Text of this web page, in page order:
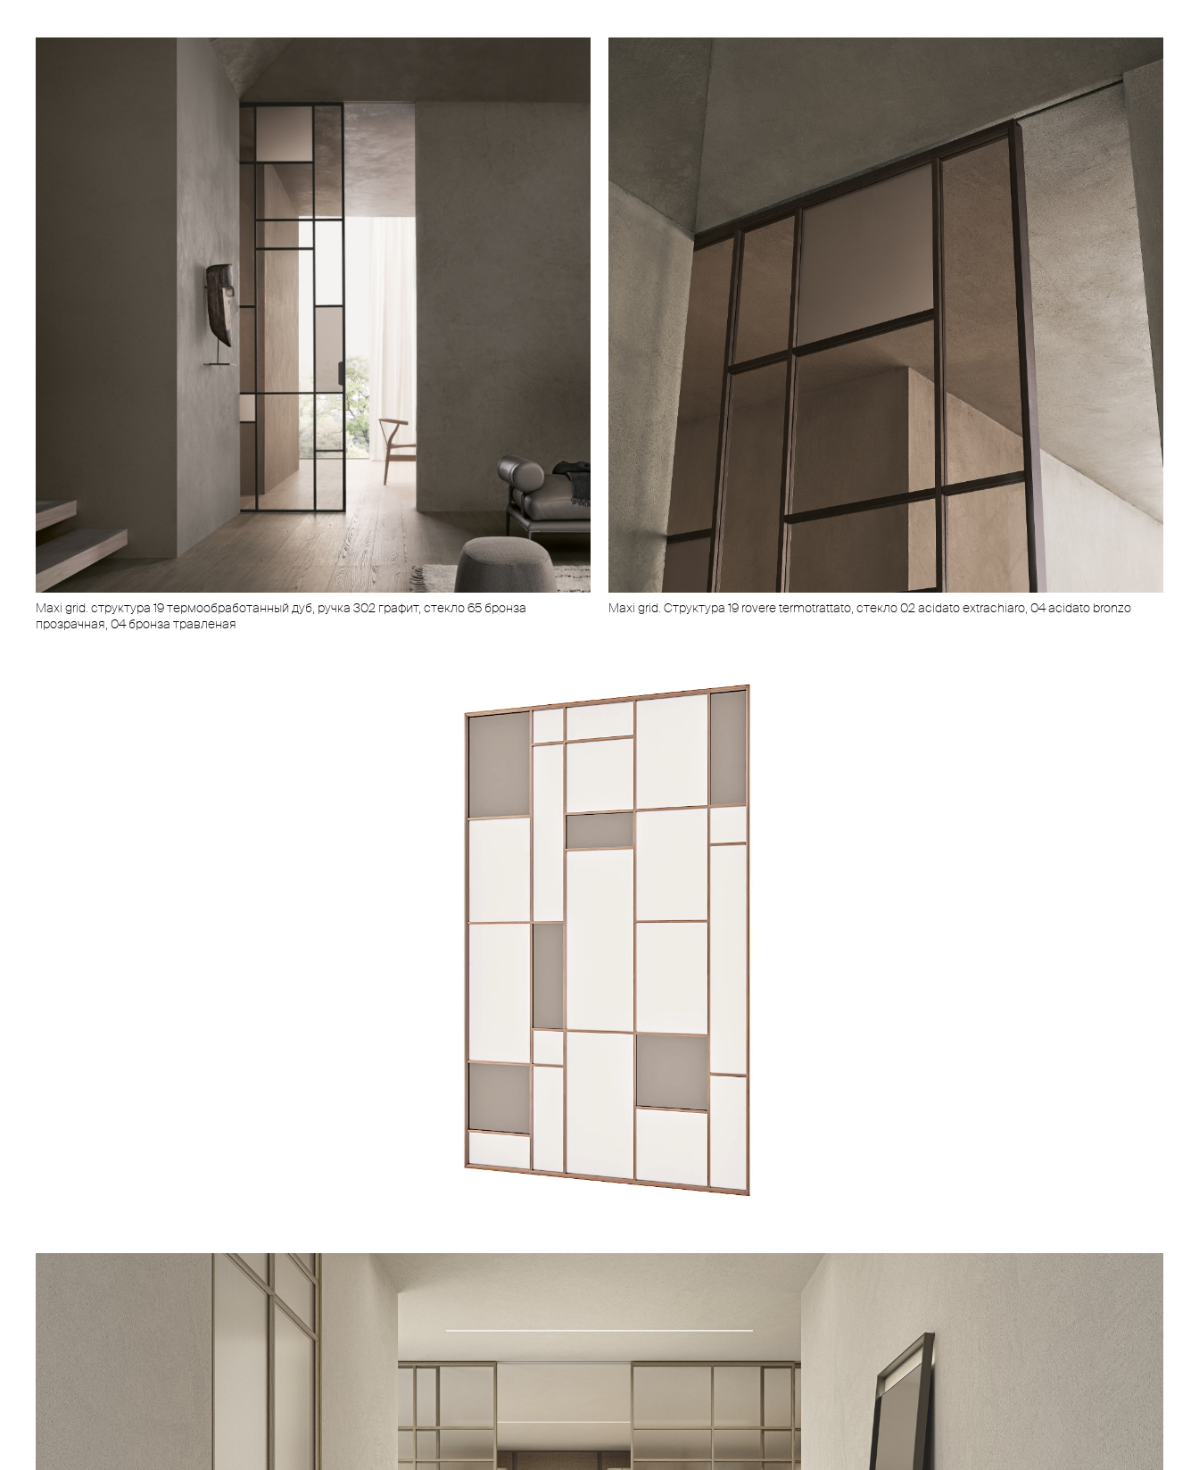
Maxi grid. структура 19 термообработанный дуб, ручка 302 графит, стекло 65 бронза
прозрачная, 04 бронза травленая
Maxi grid. Cтруктура 19 rovere termotrattato, стекло 02 acidato extrachiaro, 04 acidato bronzo